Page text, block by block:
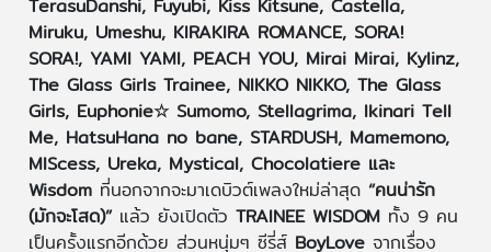
TerasuDanshi, Fuyubi, Kiss Kitsune, Castella,
Miruku, Umeshu, KIRAKIRA ROMANCE, SORA!
SORA!, YAMI YAMI, PEACH YOU, Mirai Mirai, Kylinz,
The Glass Girls Trainee, NIKKO NIKKO, The Glass
Girls, Euphonie☆ Sumomo, Stellagrima, Ikinari Tell
Me, HatsuHana no bane, STARDUSH, Mamemono,
MIScess, Ureka, Mystical, Chocolatiere และ
Wisdom ที่นอกจากจะมาเดบิวต์เพลงใหม่ล่าสุด “คนน่ารัก
(มักจะโสด)” แล้ว ยังเปิดตัว TRAINEE WISDOMทั้ง 9 คน
เป็นครั้งแรกอีกด้วย ส่วนหนุ่มๆ ซีรี่ส์ BoyLove จากเรื่อง